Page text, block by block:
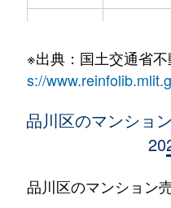
荏原
5,200万
2,500万
荏原
2,300万
※出典：国土交通省
s://
品川区のマンショ
品川区のマンション